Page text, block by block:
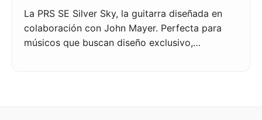
La PRS SE Silver Sky, la guitarra diseñada en
colaboración con John Mayer. Perfecta para
músicos que buscan diseño exclusivo,…